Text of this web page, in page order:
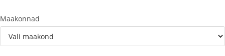
Maakonnad